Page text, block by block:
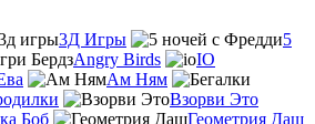
3Д Игры
5
Angry Birds
IO
Ам Ням
Взорви Это
Боб
Геометрия Даш